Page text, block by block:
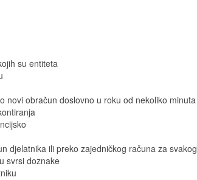
su entiteta
novi obračun doslovno u roku od nekoliko minuta
djelatnika ili preko zajedničkog računa za svakog
svrsi doznake